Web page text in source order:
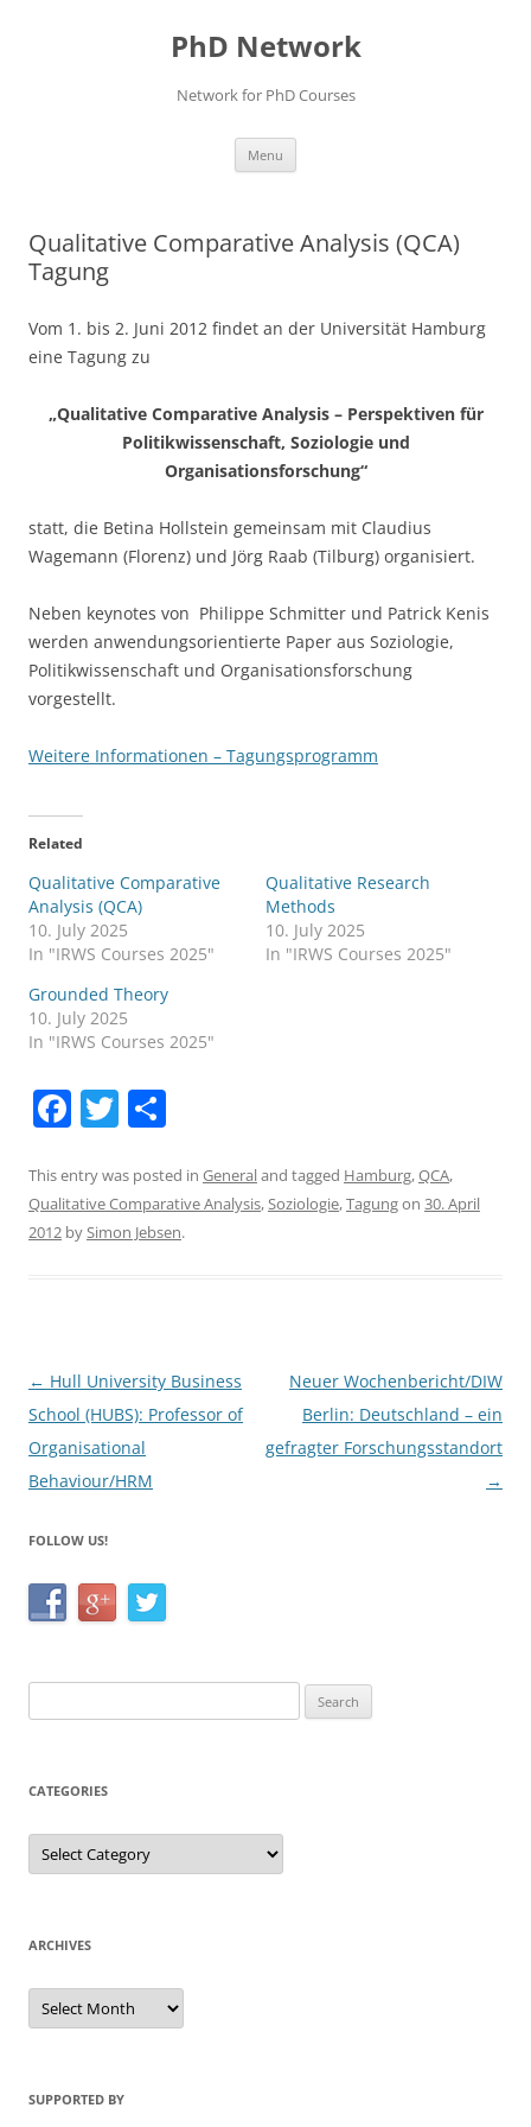
PhD Network
Network for PhD Courses
Menu
Qualitative Comparative Analysis (QCA)
Tagung
Vom 1. bis 2. Juni 2012 findet an der Universität Hamburg
eine Tagung zu
„Qualitative Comparative Analysis – Perspektiven für
Politikwissenschaft, Soziologie und
Organisationsforschung“
statt, die Betina Hollstein gemeinsam mit Claudius
Wagemann (Florenz) und Jörg Raab (Tilburg) organisiert.
Neben keynotes von Philippe Schmitter und Patrick Kenis
werden anwendungsorientierte Paper aus Soziologie,
Politikwissenschaft und Organisationsforschung
vorgestellt.
Weitere Informationen – Tagungsprogramm
Related
Qualitative Comparative
Analysis (QCA)
10. July 2025
In "IRWS Courses 2025"
Qualitative Research
Methods
10. July 2025
In "IRWS Courses 2025"
Grounded Theory
10. July 2025
In "IRWS Courses 2025"
F
c
e
k
T
itt
er
ar
e
This entry was posted in Generaland tagged Hamburg,QCA,
Qualitative Comparative Analysis,Soziologie,Tagungon 30. April
2012 bySimon Jebsen.
Post
navigation
← Hull University Business
School (HUBS): Professor of
Organisational
Behaviour/HRM
Neuer Wochenbericht/DIW
Berlin: Deutschland – ein
gefragter Forschungsstandort
→
FOLLOW US!
for:
CATEGORIES
Categories
ARCHIVES
Archives
SUPPORTED BY